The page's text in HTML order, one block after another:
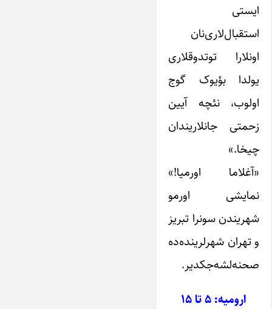
ایستی
استقبال‌لاری‌نان
اونلارا توتدوقلاری
یولدا بؤیوک گوج
اولوب، نئچه آیین
زحمتی جانلاریندان
چیخا.»
«آغلاما اورمیا!»
نمایشی اورمو
شهریندن سونرا تبریز
و تهران شهرلرینده‌ده
صحنه‌لشه‌جکدیر.
ارومیه: ۵ تا ۱۵